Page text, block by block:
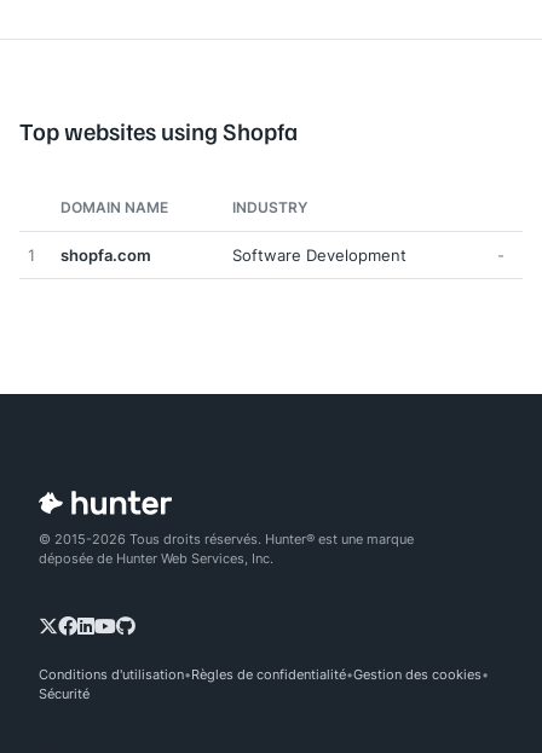
Top websites using Shopfa
DOMAIN NAME INDUSTRY
1 shopfa.com Software Development -
© 2015-2026 Tous droits réservés. Hunter® est une marque
déposée de Hunter Web Services, Inc.
Conditions d'utilisation Règles de confidentialité Gestion des cookies
Sécurité